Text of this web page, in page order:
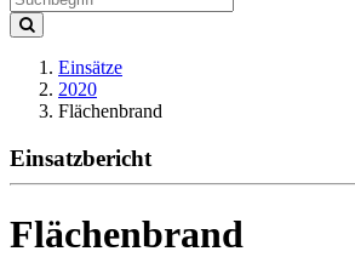
Einsätze
2020
Flächenbrand
Einsatzbericht
Flächenbrand